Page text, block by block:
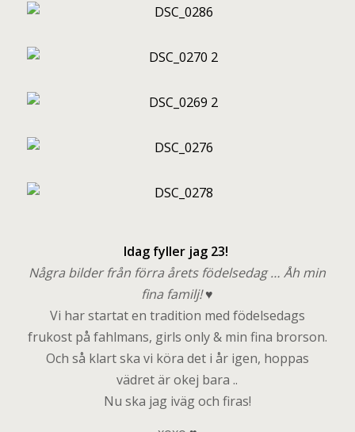
Idag fyller jag 23!
Några bilder från förra årets födelsedag … Åh min
fina familj!♥
Vi har startat en tradition med födelsedags
frukost på fahlmans, girls only & min fina brorson.
Och så klart ska vi köra det i år igen, hoppas
vädret är okej bara ..
Nu ska jag iväg och firas!